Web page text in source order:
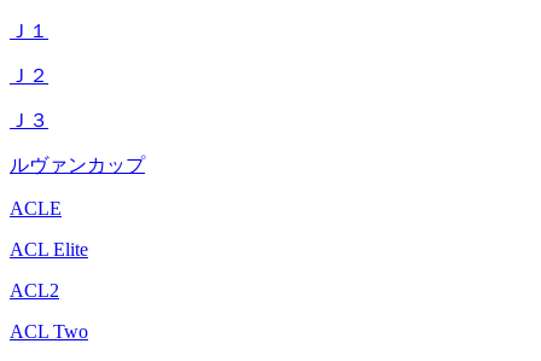
Ｊ１
Ｊ２
Ｊ３
ルヴァンカップ
ACLE
ACL Elite
ACL2
ACL Two